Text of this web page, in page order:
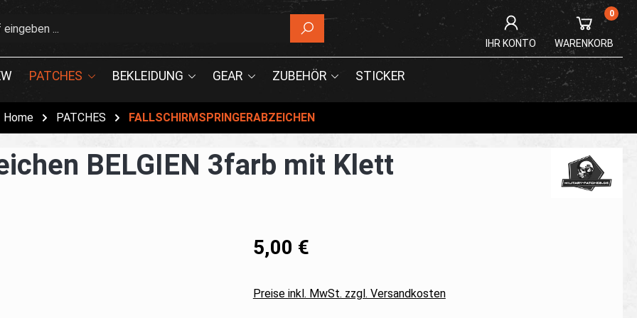
IHR KONTO
0
WARENKORB
PATCHES BEKLEIDUNG GEAR ZUBEHÖR STICKER
Home PATCHES FALLSCHIRMSPRINGERABZEICHEN
BELGIEN 3farb mit Klett
5,00 €
Preise inkl. MwSt. zzgl. Versandkosten